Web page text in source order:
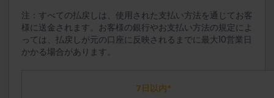
注：すべての払戻しは、使用された支払い方法を通じてお客
様に送金されます。お客様の銀行やお支払い方法の規定によ
っては、払戻しが元の口座に反映されるまでに最大10営業日
かかる場合があります。
7日以内*